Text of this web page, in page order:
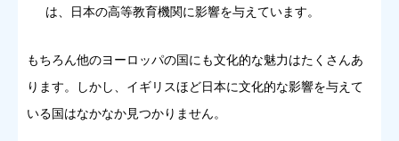
は、日本の高等教育機関に影響を与えています。
もちろん他のヨーロッパの国にも文化的な魅力はたくさんあ
ります。しかし、イギリスほど日本に文化的な影響を与えて
いる国はなかなか見つかりません。